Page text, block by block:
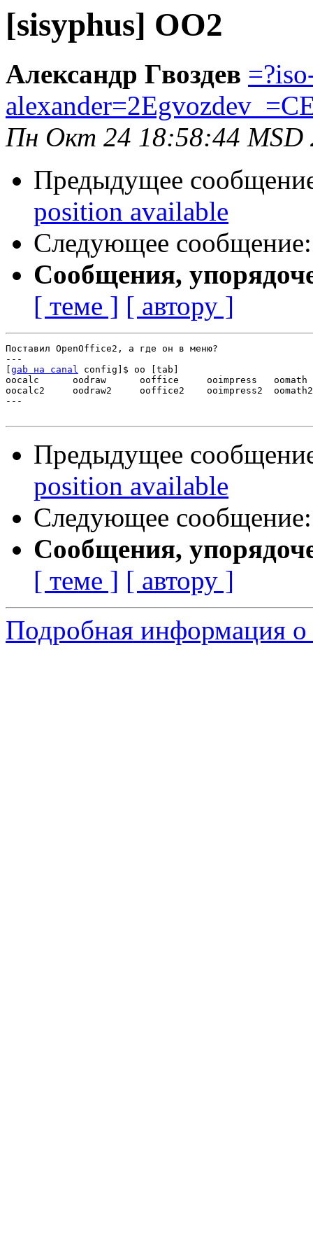
[sisyphus] OO2
Александр Гвоздев
Пн Окт 24 18:58:44 MSD
Предыдущее
position available
Следующее
Сообщения,
[ теме ] [ автору ]
Поставил OpenOffice2, а где он в меню?
---
gab на canal config]$ oo [tab]
oocalc      oodraw      ooffice     ooimpress
oocalc2     oodraw2     ooffice2    ooimpress2
---
Предыдущее
position available
Следующее
Сообщения,
[ теме ] [ автору ]
Подробная информация о